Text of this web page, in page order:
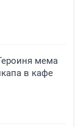
мема
в кафе